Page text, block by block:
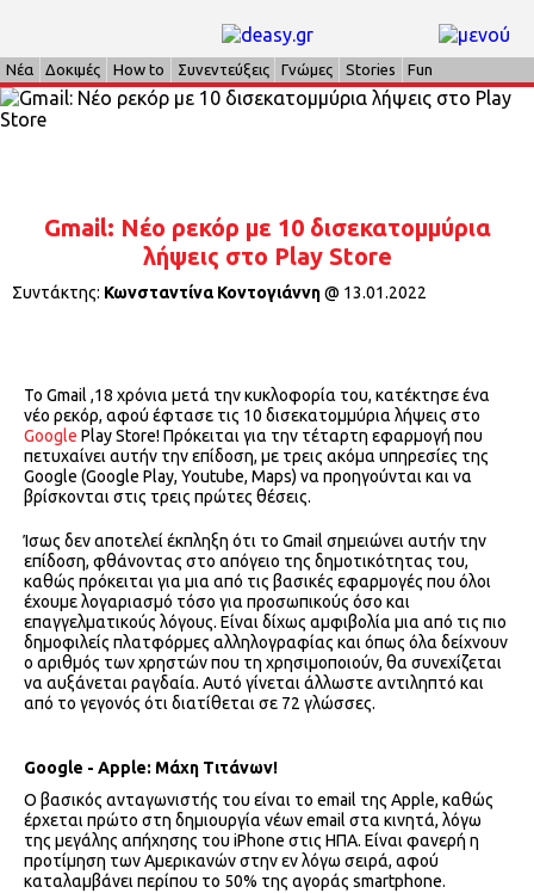
Νέα Δοκιμές How to Συνεντεύξεις Γνώμες Stories Fun
Gmail: Νέο ρεκόρ με 10 δισεκατομμύρια
λήψεις στο Play Store
Συντάκτης: Κωνσταντίνα Κοντογιάννη@ 13.01.2022
To Gmail ,18 χρόνια μετά την κυκλοφορία του, κατέκτησε ένα
νέο ρεκόρ, αφού έφτασε τις 10 δισεκατομμύρια λήψεις στο
Google Play Store! Πρόκειται για την τέταρτη εφαρμογή που
πετυχαίνει αυτήν την επίδοση, με τρεις ακόμα υπηρεσίες της
Google (Google Play, Youtube, Maps) να προηγούνται και να
βρίσκονται στις τρεις πρώτες θέσεις.
Ίσως δεν αποτελεί έκπληξη ότι το Gmail σημειώνει αυτήν την
επίδοση, φθάνοντας στο απόγειο της δημοτικότητας του,
καθώς πρόκειται για μια από τις βασικές εφαρμογές που όλοι
έχουμε λογαριασμό τόσο για προσωπικούς όσο και
επαγγελματικούς λόγους. Είναι δίχως αμφιβολία μια από τις πιο
δημοφιλείς πλατφόρμες αλληλογραφίας και όπως όλα δείχνουν
ο αριθμός των χρηστών που τη χρησιμοποιούν, θα συνεχίζεται
να αυξάνεται ραγδαία. Αυτό γίνεται άλλωστε αντιληπτό και
από το γεγονός ότι διατίθεται σε 72 γλώσσες.
Google - Apple: Μάχη Τιτάνων!
Ο βασικός ανταγωνιστής του είναι το email της Apple, καθώς
έρχεται πρώτο στη δημιουργία νέων email στα κινητά, λόγω
της μεγάλης απήχησης του iΡhone στις ΗΠΑ. Είναι φανερή η
προτίμηση των Αμερικανών στην εν λόγω σειρά, αφού
καταλαμβάνει περίπου το 50% της αγοράς smartphone.